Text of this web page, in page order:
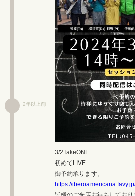
2年以上前
3/2TakeONE
初めてLIVE
御予約承ります。
https://